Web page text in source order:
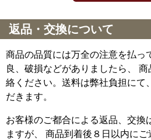
返品・交換について
商品の品質には万全の注意を払っ
良、破損などがありましたら、
絡ください。送料は弊社負担にて
だきます。
お客様のご都合による返品、交換
ますが、
商品到着後８日以内に